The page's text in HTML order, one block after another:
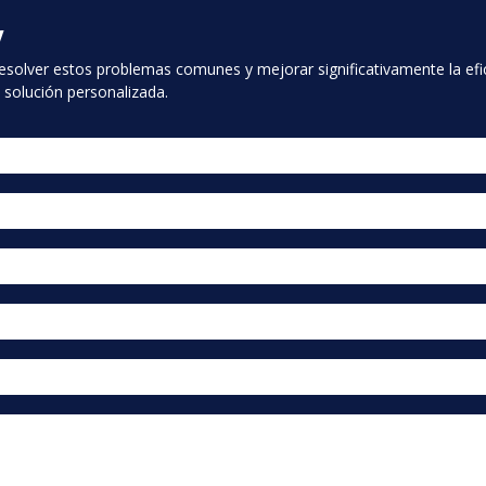
estos problemas comunes y mejorar significativamente la
personalizada.